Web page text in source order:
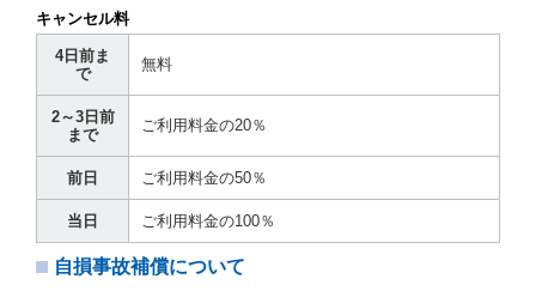
は運転者が第８条第１項若しくは第２項各号のいずれ
かに該当する場合を除きます。
貸渡契約を締結した場合、借受人は当社に第１0条第
１項に定める貸渡料金を支払うものとします。
運転者の義務と定められた事項を遵守するものとしま
す。
当社は、監督官庁の基本通達（注１）に基づき、貸渡
運転者の氏名、住所、運転免許の種類及び運転免許証
写しを添付するため、貸渡契約の締結にあたり、借受
人に対し、借受人の指定する運転者（以下「運転者」
キャンセル料
4日前ま
で
無料
2～3日前
まで
ご利用料金の20％
前日 ご利用料金の50％
当日 ご利用料金の100％
自損事故補償について